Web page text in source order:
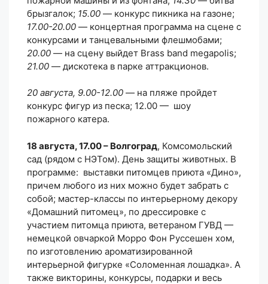
брызгалок; 15.00 — конкурс пикника на газоне;
17.00-20.00 — концертная программа на сцене с
конкурсами и танцевальными флешмобами;
20.00 — на сцену выйдет Brass band megapolis;
21.00 — дискотека в парке аттракционов.
20 августа, 9.00-12.00 — на пляже пройдет
конкурс фигур из песка; 12.00 — шоу
пожарного катера.
18 августа, 17.00 – Волгоград, Комсомольский
сад (рядом с НЭТом). День защиты животных. В
программе: выставки питомцев приюта «Дино»,
причем любого из них можно будет забрать с
собой; мастер-классы по интерьерному декору
«Домашний питомец», по дрессировке с
участием питомца приюта, ветераном ГУВД —
немецкой овчаркой Морро Фон Руссешен хом,
по изготовлению ароматизированной
интерьерной фигурке «Соломенная лошадка». А
также викторины, конкурсы, подарки и весь